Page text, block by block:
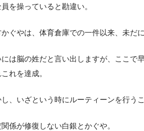
を操っていると勘違い。
ぐやは、体育倉庫での一件以来、未だ
は脳の姓だと言い出しますが、ここで
れを達成。
し、いざという時にルーティーンを行う
係が修復しない白銀とかぐや。